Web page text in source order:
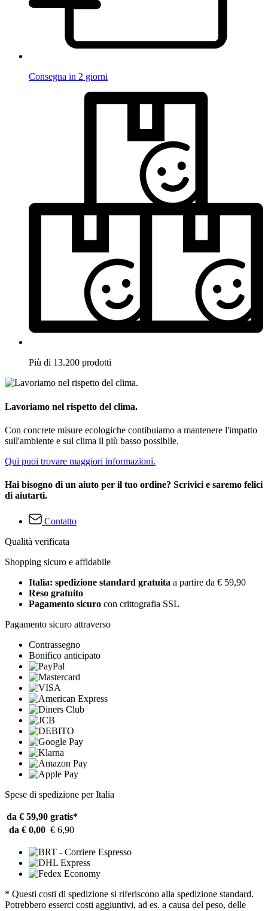
Consegna in 2 giorni
Più di 13.200 prodotti
Lavoriamo nel rispetto del clima.
Con concrete misure ecologiche contibuiamo a mantenere l'impatto
sull'ambiente e sul clima il più basso possibile.
Qui puoi trovare maggiori informazioni.
Hai bisogno di un aiuto per il tuo ordine? Scrivici e saremo felici
di aiutarti.
Contatto
Qualità verificata
Shopping sicuro e affidabile
Italia: spedizione standard gratuita a partire da € 59,90
Reso gratuito
Pagamento sicuro con crittografia SSL
Pagamento sicuro attraverso
Contrassegno
Bonifico anticipato
Spese di spedizione per Italia
da € 59,90 gratis*
da € 0,00 € 6,90
* Questi costi di spedizione si riferiscono alla spedizione standard.
Potrebbero esserci costi aggiuntivi, ad es. a causa del peso, delle